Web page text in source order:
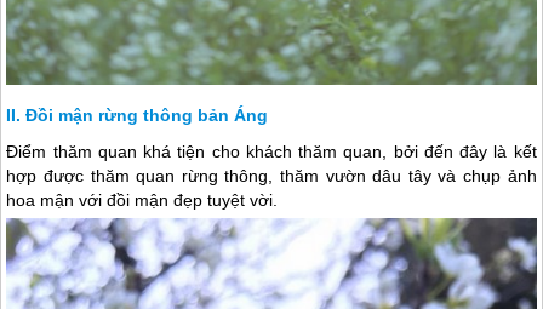
Đồi mận rừng thông bản Áng
Điểm thăm quan khá tiện cho khách thăm quan, bởi đến đây là kết
hợp được thăm quan rừng thông, thăm vườn dâu tây và chụp ảnh
hoa mận với đồi mận đẹp tuyệt vời.